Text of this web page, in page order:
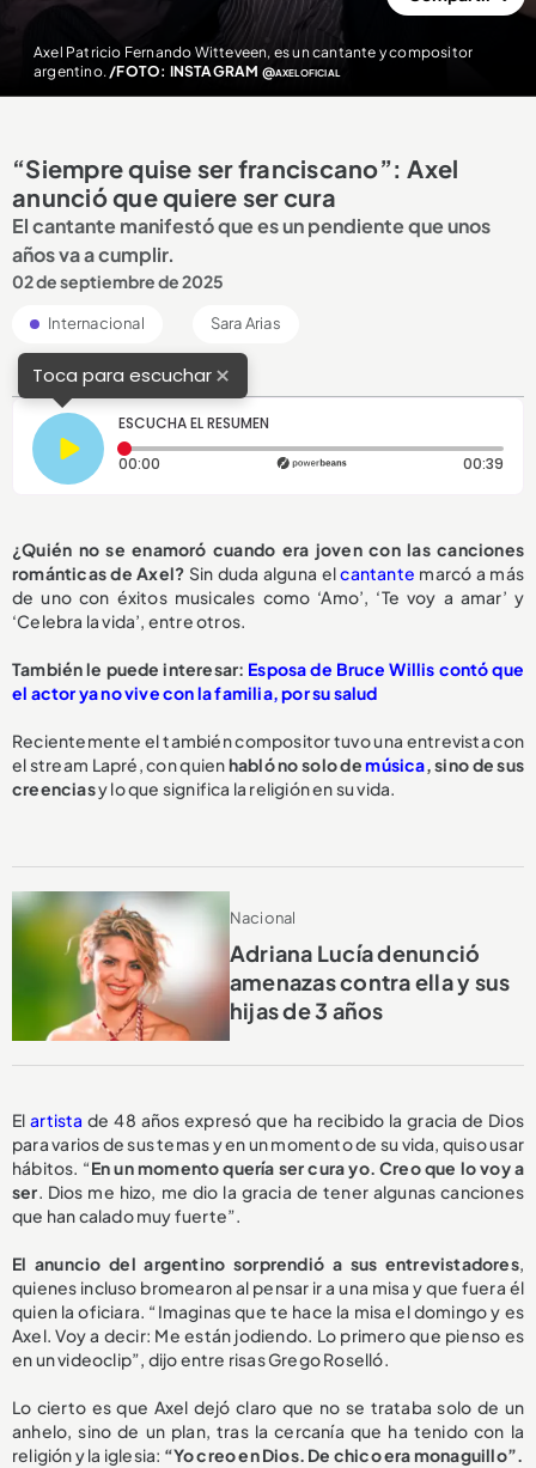
Axel Patricio Fernando Witteveen, es un cantante y compositor
argentino. /FOTO: INSTAGRAM @axeloficial
“Siempre quise ser franciscano”: Axel
anunció que quiere ser cura
El cantante manifestó que es un pendiente que unos
años va a cumplir.
02 de septiembre de 2025
Internacional Sara Arias
Toca para escuchar×
ESCUCHA EL RESUMEN
00:00 Tiempo transcurrido: 0 segundos 00:39
¿Quién no se enamoró cuando era joven con las canciones
románticas de Axel? Sin duda alguna elcantante marcó a más
de uno con éxitos musicales como ‘Amo’, ‘Te voy a amar’ y
‘Celebra la vida’, entre otros.
También le puede interesar: Esposa de Bruce Willis contó que
el actor ya no vive con la familia, por su salud
Recientemente el también compositor tuvo una entrevista con
el stream Lapré, con quienhabló no solo demúsica, sino de sus
creenciasy lo que significa la religión en su vida.
Nacional
Adriana Lucía denunció
amenazas contra ella y sus
hijas de 3 años
Elartista de 48 años expresó que ha recibido la gracia de Dios
para varios de sus temas y en un momento de su vida, quiso usar
hábitos. “En un momento quería ser cura yo. Creo que lo voy a
ser. Dios me hizo, me dio la gracia de tener algunas canciones
que han calado muy fuerte”.
El anuncio del argentino sorprendió a sus entrevistadores,
quienes incluso bromearon al pensar ir a una misa y que fuera él
quien la oficiara. “Imaginas que te hace la misa el domingo y es
Axel. Voy a decir: Me están jodiendo. Lo primero que pienso es
en un videoclip”, dijo entre risas Grego Roselló.
Lo cierto es que Axel dejó claro que no se trataba solo de un
anhelo, sino de un plan, tras la cercanía que ha tenido con la
religión y la iglesia: “Yo creo en Dios. De chico era monaguillo”.